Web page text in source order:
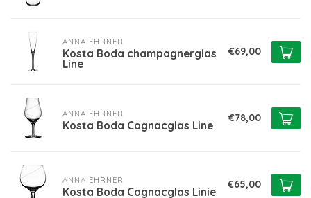
ANNA EHRNER
Kosta Boda champagnerglas
Line
€69,00
ANNA EHRNER
Kosta Boda Cognacglas Line
€78,00
ANNA EHRNER
Kosta Boda Cognacglas Linie
€65,00